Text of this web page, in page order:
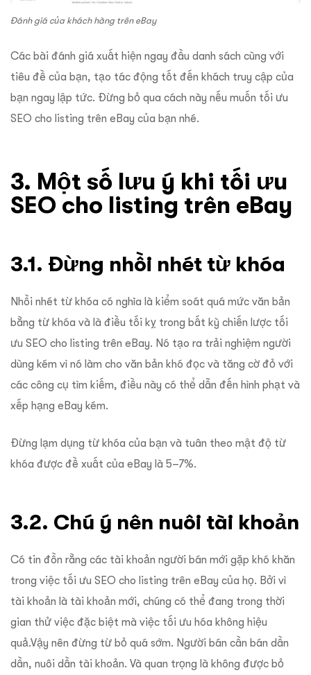
Đánh giá của khách hàng trên eBay
Các bài đánh giá xuất hiện ngay đầu danh sách cùng với
tiêu đề của bạn, tạo tác động tốt đến khách truy cập của
bạn ngay lập tức. Đừng bỏ qua cách này nếu muốn tối ưu
SEO cho listing trên eBay của bạn nhé.
3. Một số lưu ý khi tối ưu
SEO cho listing trên eBay
3.1. Đừng nhồi nhét từ khóa
Nhồi nhét từ khóa có nghĩa là kiểm soát quá mức văn bản
bằng từ khóa và là điều tối kỵ trong bất kỳ chiến lược tối
ưu SEO cho listing trên eBay. Nó tạo ra trải nghiệm người
dùng kém vì nó làm cho văn bản khó đọc và tăng cờ đỏ với
các công cụ tìm kiếm, điều này có thể dẫn đến hình phạt và
xếp hạng eBay kém.
Đừng lạm dụng từ khóa của bạn và tuân theo mật độ từ
khóa được đề xuất của eBay là 5–7%.
3.2. Chú ý nên nuôi tài khoản
Có tin đồn rằng các tài khoản người bán mới gặp khó khăn
trong việc tối ưu SEO cho listing trên eBay của họ. Bởi vì
tài khoản là tài khoản mới, chúng có thể đang trong thời
gian thử việc đặc biệt mà việc tối ưu hóa không hiệu
quả.Vậy nên đừng từ bỏ quá sớm. Người bán cần bán dần
dần, nuôi dần tài khoản. Và quan trọng là không được bỏ